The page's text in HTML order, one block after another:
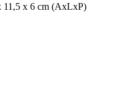
11,5 x 6 cm (AxLxP)